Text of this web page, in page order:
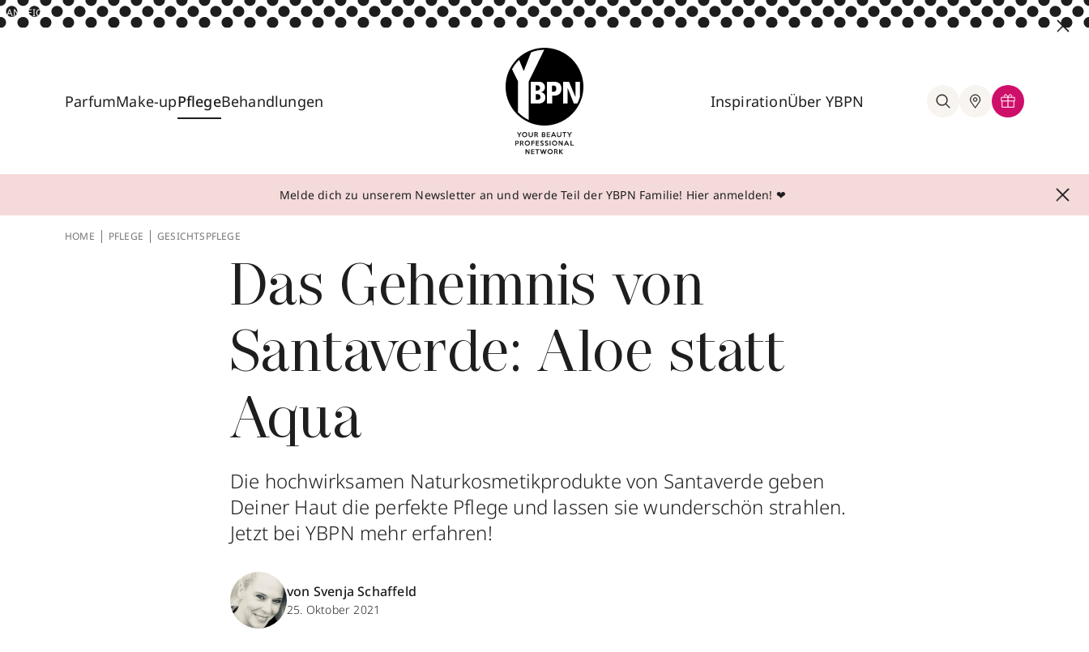
ANZEIGE
ParfumMake-upPflegeBehandlungen InspirationÜber YBPN
Melde dich zu unserem Newsletter an und werde Teil der YBPN Familie! Hier anmelden! ❤
HOME PFLEGE GESICHTSPFLEGE
Das Geheimnis von
Santaverde: Aloe statt
Aqua
Die hochwirksamen Naturkosmetikprodukte von Santaverde geben
Deiner Haut die perfekte Pflege und lassen sie wunderschön strahlen.
Jetzt bei YBPN mehr erfahren!
von Svenja Schaffeld
25. Oktober 2021